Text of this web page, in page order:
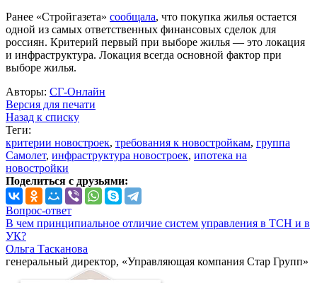
Ранее «Стройгазета» сообщала, что покупка жилья остается
одной из самых ответственных финансовых сделок для
россиян. Критерий первый при выборе жилья — это локация
и инфраструктура. Локация всегда основной фактор при
выборе жилья.
Авторы: СГ-Онлайн
Версия для печати
Назад к списку
Теги:
критерии новостроек, требования к новостройкам, группа
Самолет, инфраструктура новостроек, ипотека на
новостройки
Поделиться с друзьями:
Вопрос-ответ
В чем принципиальное отличие систем управления в ТСН и в
УК?
Ольга Тасканова
генеральный директор, «Управляющая компания Стар Групп»